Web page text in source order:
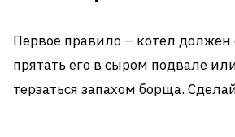
Первое правило – котел должен
прятать его в сыром подвале
терзаться запахом борща.